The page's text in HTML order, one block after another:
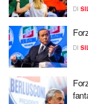
DI
DI